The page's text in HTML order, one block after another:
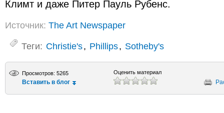
Климт и даже Питер Пауль Рубенс.
Источник: The Art Newspaper
Теги: Christie's, Phillips, Sotheby's
Просмотров: 5265
Вставить в блог
Оценить материал